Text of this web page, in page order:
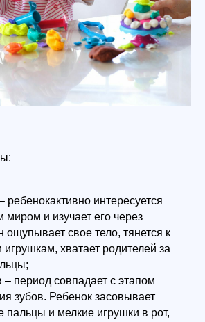
ребенокактивно интересуется
и изучает его через
ощупывает свое тело, тянется к
хватает родителей за
период совпадает с этапом
зубов. Ребенок засовывает
пальцы и мелкие игрушки в рот,